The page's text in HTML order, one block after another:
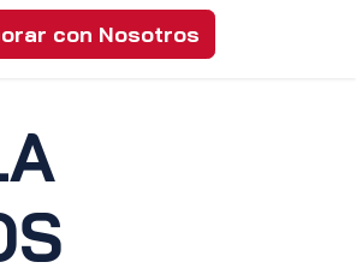
con Nosotros